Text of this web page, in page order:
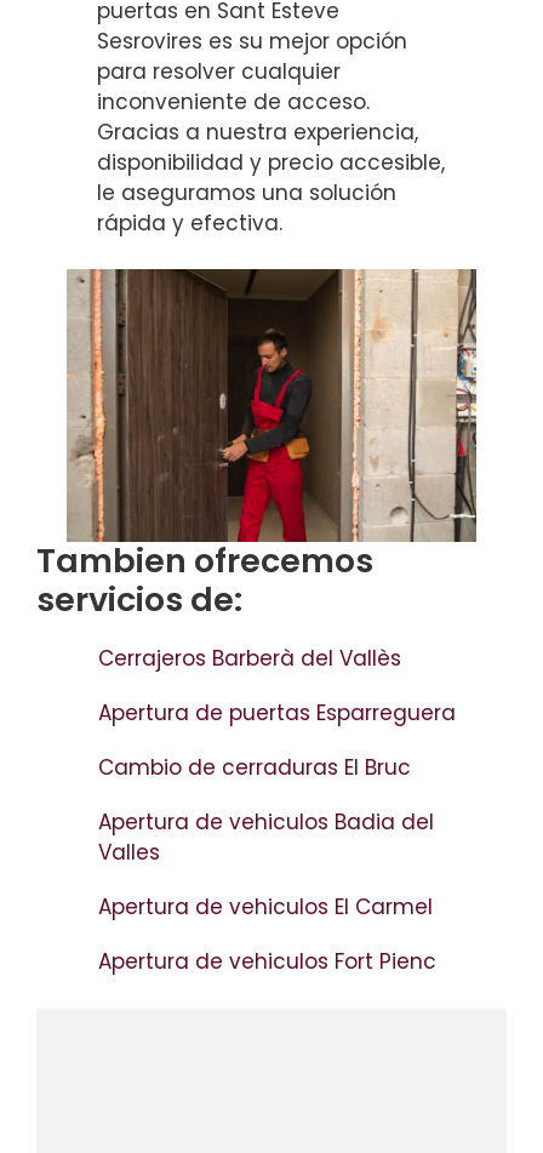
puertas en Sant Esteve
Sesrovires es su mejor opción
para resolver cualquier
inconveniente de acceso.
Gracias a nuestra experiencia,
disponibilidad y precio accesible,
le aseguramos una solución
rápida y efectiva.
Tambien ofrecemos
servicios de:
Cerrajeros Barberà del Vallès
Apertura de puertas Esparreguera
Cambio de cerraduras El Bruc
Apertura de vehiculos Badia del
Valles
Apertura de vehiculos El Carmel
Apertura de vehiculos Fort Pienc